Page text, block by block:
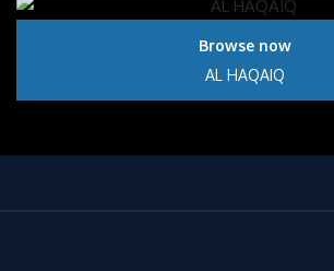
Browse now
AL HAQAIQ